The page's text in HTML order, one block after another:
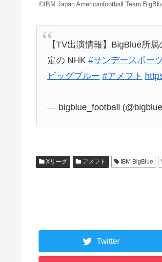
©IBM Japan Americanfootball Team
【TV出演情報】BigBlue所
定の NHK #サンデースポー
ビッグブルー #アメフト
— bigblue_football
Xリーグ アメフト IBM BigBlue
Twitter